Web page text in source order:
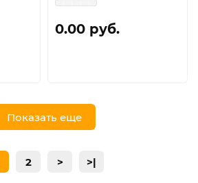
0.00 руб.
Показать еще
2 > >|